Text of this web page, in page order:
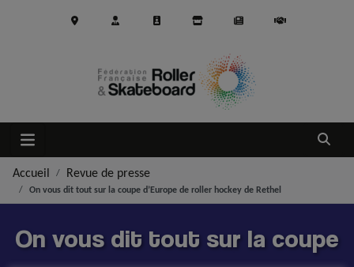
Ouvrir
Accueil Revue de presse
On vous dit tout sur la coupe d’Europe de roller hockey de Rethel
On vous dit tout sur la coupe